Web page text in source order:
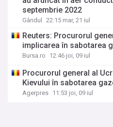
septembrie 2022
Gândul 22:15 mar, 21 iul
Reuters: Procurorul
implicarea în sabotarea
Bursa.ro 12:46 joi, 09 iul
Procurorul general al
Kievului în sabotarea
Agerpres 11:53 joi, 09 iul